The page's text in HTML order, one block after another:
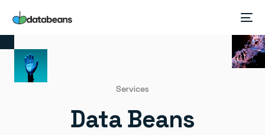
Services
Data Beans